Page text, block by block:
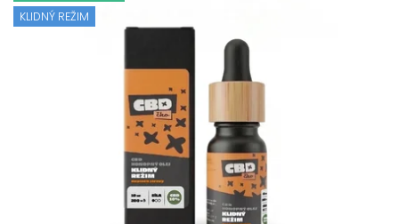
KLIDNÝ REŽIM